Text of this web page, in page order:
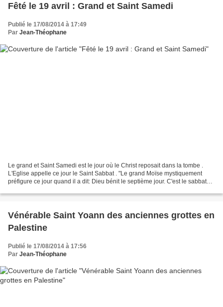
Fêté le 19 avril : Grand et Saint Samedi
Publié le 17/08/2014 à 17:49
Par Jean-Théophane
Le grand et Saint Samedi est le jour où le Christ reposait dans la tombe .
L'Eglise appelle ce jour le Saint Sabbat . "Le grand Moïse mystiquement
préfigure ce jour quand il a dit: Dieu bénit le septième jour. C'est le sabbat
Vénérable Saint Yoann des anciennes grottes en
Palestine
Publié le 17/08/2014 à 17:56
Par Jean-Théophane